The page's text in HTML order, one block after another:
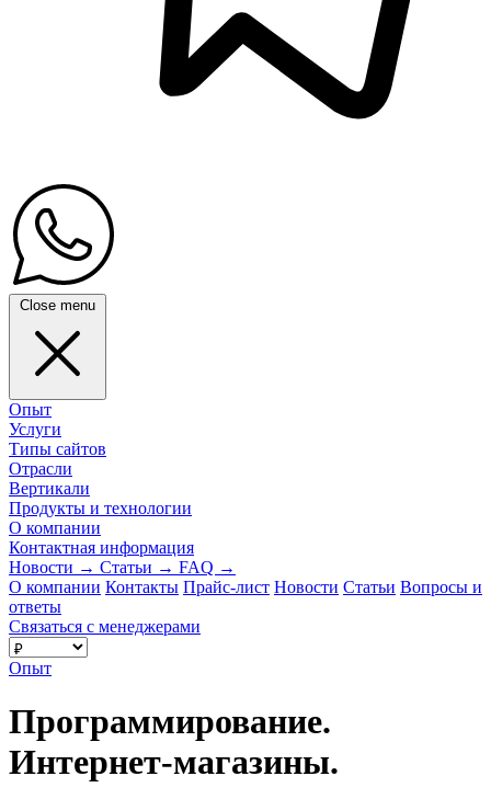
Close menu
Опыт
Услуги
Типы сайтов
Отрасли
Вертикали
Продукты и технологии
О компании
Контактная информация
Новости → Статьи → FAQ →
О компании Контакты Прайс-лист Новости Статьи Вопросы и
ответы
Связаться с менеджерами
Опыт
Программирование.
Интернет-магазины.